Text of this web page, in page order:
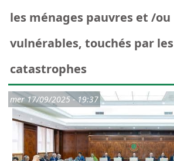
les ménages pauvres et /ou
vulnérables, touchés par les
catastrophes
mer 17/09/2025 - 19:37